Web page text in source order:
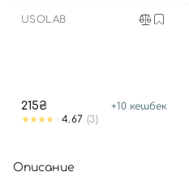
USOLAB
215₴ +10 кешбек
4.67 (3)
Описание